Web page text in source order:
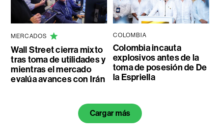
MERCADOS
Wall Street cierra mixto
tras toma de utilidades y
mientras el mercado
evalúa avances con Irán
COLOMBIA
Colombia incauta
explosivos antes de la
toma de posesión de De
la Espriella
Cargar más